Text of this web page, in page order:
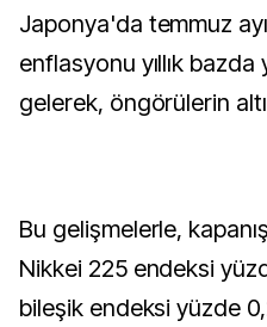
Japonya'da temmuz
enflasyonu yıllık
gelerek, öngörülerin
Bu gelişmelerle,
Nikkei 225 endeksi
bileşik endeksi yüzde